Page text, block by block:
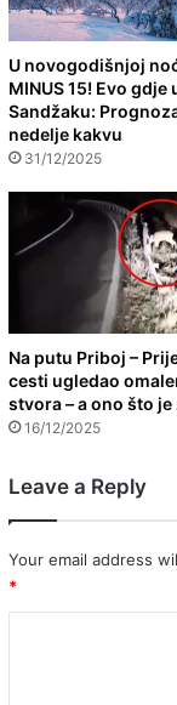
U novogodišnjoj
MINUS 15! Evo gdje
Sandžaku:
nedelje kakvu
31/12/2025
Na putu Priboj –
cesti ugledao
stvora – a ono što je
16/12/2025
Leave a Reply
Your email address
*